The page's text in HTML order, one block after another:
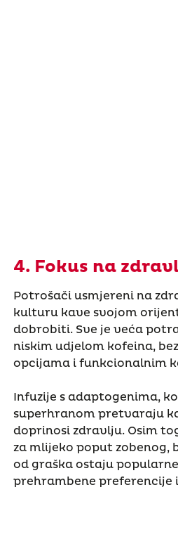
4. Fokus na
Potrošači usmjereni na
kulturu kave svojom
dobrobiti. Sve je veća
niskim udjelom kofeina,
opcijama i funkcionalnim
Infuzije s adaptogenima,
superhranom pretvaraju
doprinosi zdravlju. Osim
za mlijeko poput zobenog,
od graška ostaju
prehrambene preferencije